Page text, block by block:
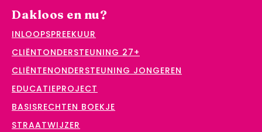
Dakloos en nu?
INLOOPSPREEKUUR
CLIËNTONDERSTEUNING 27+
CLIËNTENONDERSTEUNING JONGEREN
EDUCATIEPROJECT
BASISRECHTEN BOEKJE
STRAATWIJZER